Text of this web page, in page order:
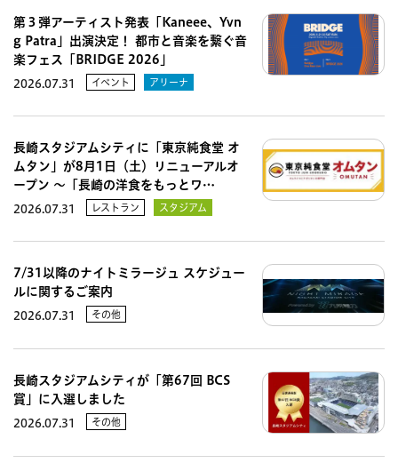
第３弾アーティスト発表「Kaneee、Yvn
g Patra」出演決定！ 都市と音楽を繋ぐ音
楽フェス「BRIDGE 2026」
2026.07.31 イベント アリーナ
長崎スタジアムシティに「東京純食堂 オ
ムタン」が8月1日（土）リニューアルオ
ープン 〜「長崎の洋食をもっとワ…
2026.07.31 レストラン スタジアム
7/31以降のナイトミラージュ スケジュー
ルに関するご案内
2026.07.31 その他
長崎スタジアムシティが「第67回 BCS
賞」に入選しました
2026.07.31 その他